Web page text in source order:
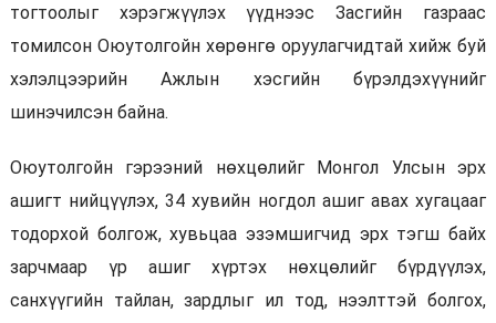
тогтоолыг хэрэгжүүлэх үүднээс Засгийн газраас
томилсон Оюутолгойн хөрөнгө оруулагчидтай хийж буй
хэлэлцээрийн Ажлын хэсгийн бүрэлдэхүүнийг
шинэчилсэн байна.
Оюутолгойн гэрээний нөхцөлийг Монгол Улсын эрх
ашигт нийцүүлэх, 34 хувийн ногдол ашиг авах хугацааг
тодорхой болгож, хувьцаа эзэмшигчид эрх тэгш байх
зарчмаар үр ашиг хүртэх нөхцөлийг бүрдүүлэх,
санхүүгийн тайлан, зардлыг ил тод, нээлттэй болгох,